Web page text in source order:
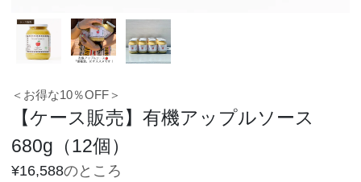
＜お得な10％OFF＞
【ケース販売】有機アップルソース
680g（12個）
¥16,588のところ